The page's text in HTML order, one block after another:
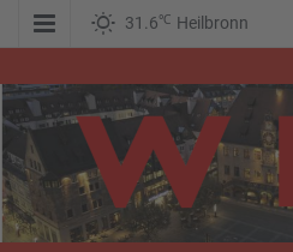
31.6℃ Heilbronn